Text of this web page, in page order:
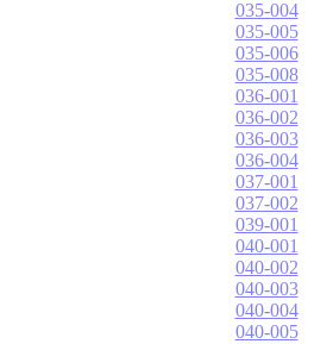
035-004
035-005
035-006
035-008
036-001
036-002
036-003
036-004
037-001
037-002
039-001
040-001
040-002
040-003
040-004
040-005